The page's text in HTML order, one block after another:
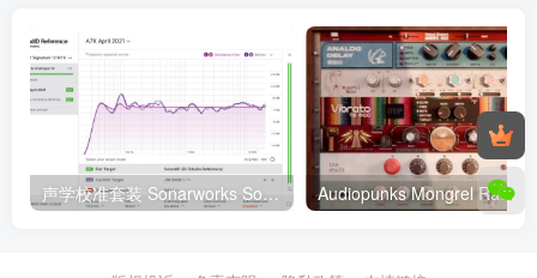
声学校准套装 Sonarworks SoundID Reference v5.6.1 macOS